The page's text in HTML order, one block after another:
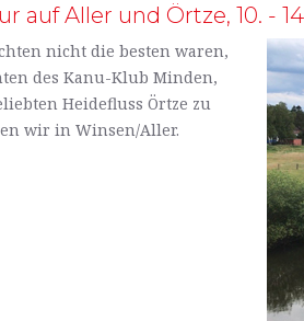
auf Aller und Örtze, 10. -
nicht die besten waren,
des Kanu-Klub Minden,
Heidefluss Örtze zu
wir in Winsen/Aller.